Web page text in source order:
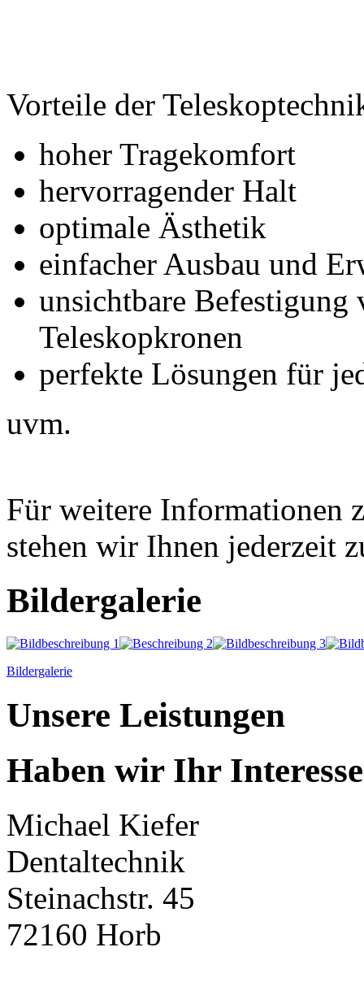
Vorteile der
hoher Tragekomfort
hervorragender Halt
optimale Ästhetik
einfacher Ausbau und
unsichtbare Befestigung
Teleskopkronen
perfekte Lösungen für
uvm.
Für weitere Informationen
stehen wir Ihnen jederzeit
Bildergalerie
Bildergalerie
Unsere Leistungen
Haben wir Ihr
Michael Kiefer
Dentaltechnik
Steinachstr. 45
72160 Horb